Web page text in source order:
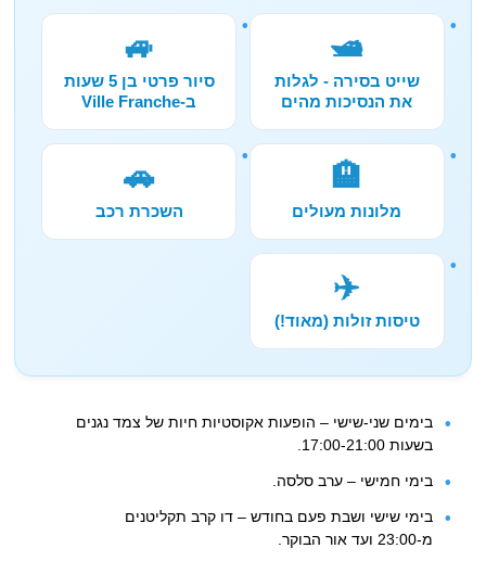
🛥️
שייט בסירה - לגלות
את הנסיכות מהים
🚙
סיור פרטי בן 5 שעות
ב-Ville Franche
🏨
מלונות מעולים
🚗
השכרת רכב
✈️
טיסות זולות (מאוד!)
בימים שני-שישי – הופעות אקוסטיות חיות של צמד נגנים
בשעות 17:00-21:00.
בימי חמישי – ערב סלסה.
בימי שישי ושבת פעם בחודש – דו קרב תקליטנים
מ-23:00 ועד אור הבוקר.